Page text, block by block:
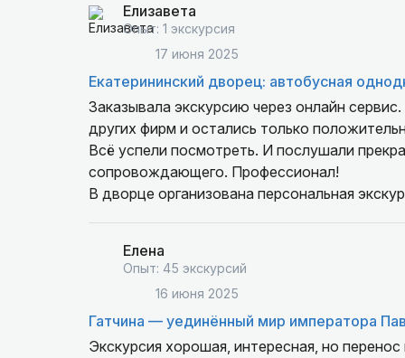
Елизавета
Опыт: 1 экскурсия
17 июня 2025
Екатерининский дворец: автобусная
Заказывала экскурсию через онлайн
других фирм и остались только
Всё успели посмотреть. И послушали
сопровождающего. Профессионал!
В дворце организована персональная
Елена
Опыт: 45 экскурсий
16 июня 2025
Гатчина — уединённый мир императора
Экскурсия хорошая, интересная, но